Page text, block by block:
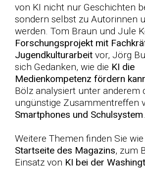
von KI nicht nur Geschichten
sondern selbst zu Autorinnen
werden. Tom Braun und Jule
Forschungsprojekt mit
Jugendkulturarbeit vor, Jörg
sich Gedanken, wie die KI die
Medienkompetenz fördern
Bölz analysiert unter anderem
ungünstige Zusammentreffen
Smartphones und Schulsystem.
Weitere Themen finden Sie
Startseite des Magazins, zum
Einsatz von KI bei der